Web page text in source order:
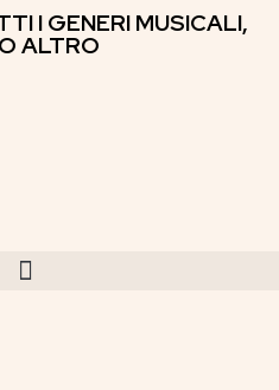
I GENERI MUSICALI,
ALTRO